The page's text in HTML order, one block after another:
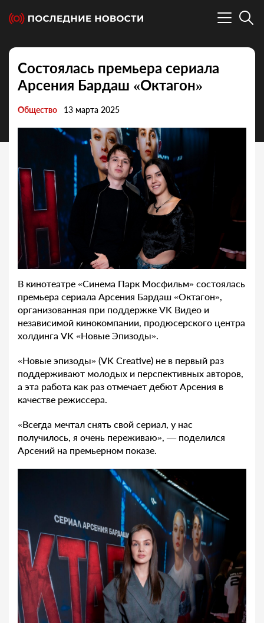
Состоялась премьера сериала
Арсения Бардаш «Октагон»
Общество 13 марта 2025
В кинотеатре «Синема Парк Мосфильм» состоялась
премьера сериала Арсения Бардаш «Октагон»,
организованная при поддержке VK Видео и
независимой кинокомпании, продюсерского центра
холдинга VK «Новые Эпизоды».
«Новые эпизоды» (VK Creative) не в первый раз
поддерживают молодых и перспективных авторов,
а эта работа как раз отмечает дебют Арсения в
качестве режиссера.
«Всегда мечтал снять свой сериал, у нас
получилось, я очень переживаю», — поделился
Арсений на премьерном показе.